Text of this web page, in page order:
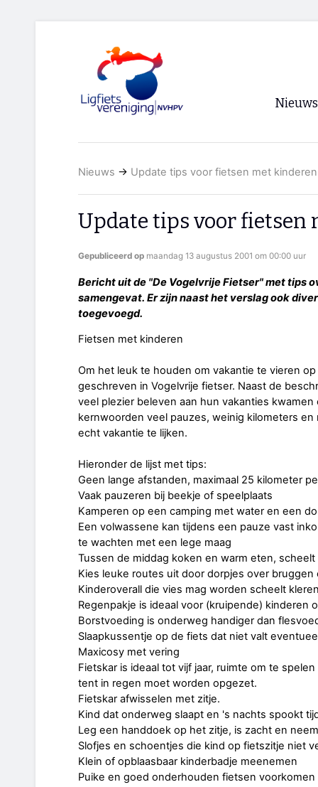
Nieuws
Nieuws → Update tips voor fietsen met kinderen
Update tips voor fietsen
Gepubliceerd op maandag 13 augustus 2001 om 00:00 uur
Bericht uit de "De Vogelvrije Fietser" met tips
samengevat. Er zijn naast het verslag ook
toegevoegd.
Fietsen met kinderen
Om het leuk te houden om vakantie te vieren
geschreven in Vogelvrije fietser. Naast de
veel plezier beleven aan hun vakanties
kernwoorden veel pauzes, weinig kilometers
echt vakantie te lijken.
Hieronder de lijst met tips:
Geen lange afstanden, maximaal 25 kilometer
Vaak pauzeren bij beekje of speelplaats
Kamperen op een camping met water en een
Een volwassene kan tijdens een pauze vast
te wachten met een lege maag
Tussen de middag koken en warm eten,
Kies leuke routes uit door dorpjes over bruggen
Kinderoverall die vies mag worden scheelt
Regenpakje is ideaal voor (kruipende) kinderen
Borstvoeding is onderweg handiger dan
Slaapkussentje op de fiets dat niet valt
Maxicosy met vering
Fietskar is ideaal tot vijf jaar, ruimte om te
tent in regen moet worden opgezet.
Fietskar afwisselen met zitje.
Kind dat onderweg slaapt en 's nachts spookt
Leg een handdoek op het zitje, is zacht en
Slofjes en schoentjes die kind op fietszitje niet
Klein of opblaasbaar kinderbadje meenemen
Puike en goed onderhouden fietsen voorkomen